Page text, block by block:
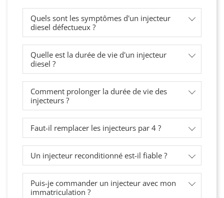
Quels sont les symptômes d'un injecteur
diesel défectueux ?
Quelle est la durée de vie d'un injecteur
diesel ?
Comment prolonger la durée de vie des
injecteurs ?
Faut-il remplacer les injecteurs par 4 ?
Un injecteur reconditionné est-il fiable ?
Puis-je commander un injecteur avec mon
immatriculation ?